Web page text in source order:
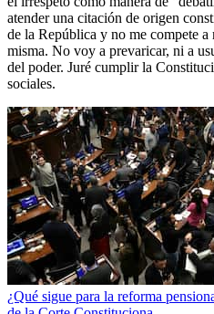
atender una citación de origen
de la República y no me compete a
misma. No voy a prevaricar, ni a
del poder. Juré cumplir la
sociales.
¿Qué sigue para la reforma